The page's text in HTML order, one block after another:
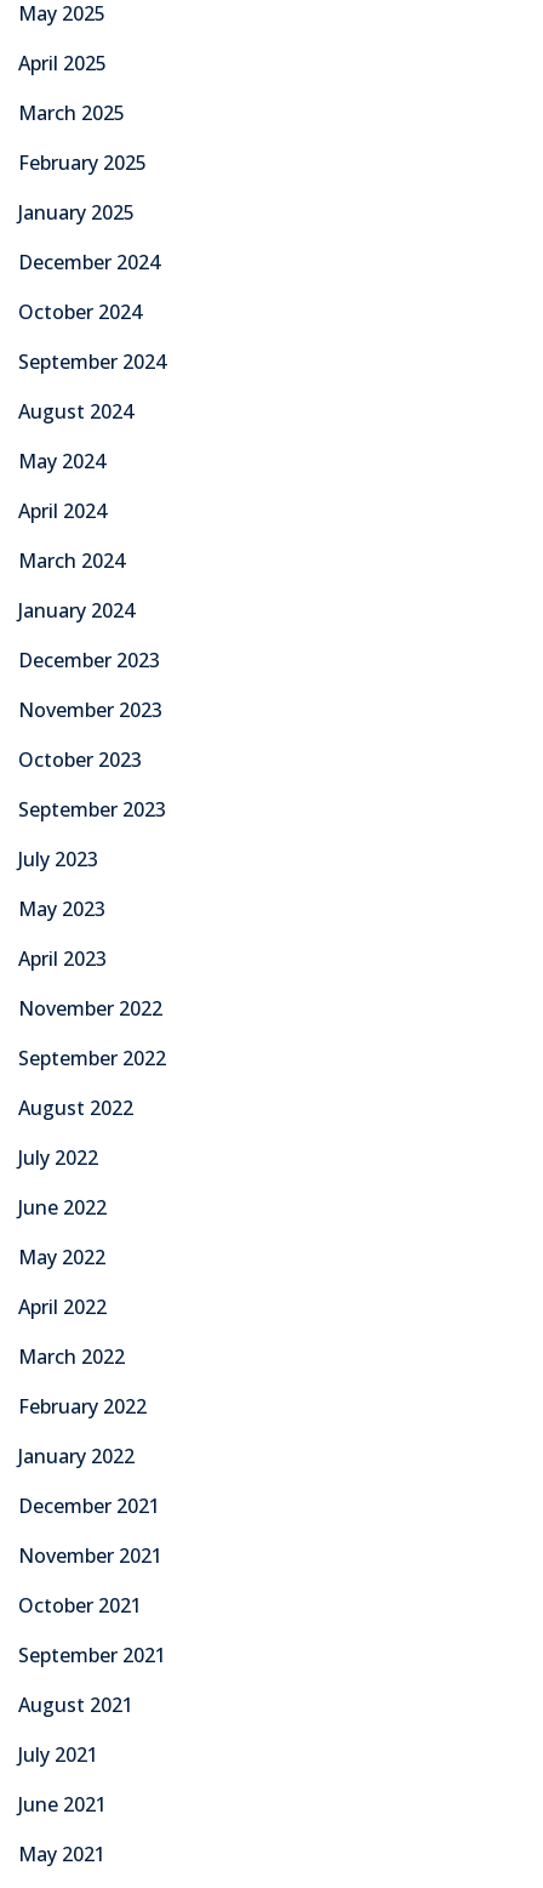
May 2025
April 2025
March 2025
February 2025
January 2025
December 2024
October 2024
September 2024
August 2024
May 2024
April 2024
March 2024
January 2024
December 2023
November 2023
October 2023
September 2023
July 2023
May 2023
April 2023
November 2022
September 2022
August 2022
July 2022
June 2022
May 2022
April 2022
March 2022
February 2022
January 2022
December 2021
November 2021
October 2021
September 2021
August 2021
July 2021
June 2021
May 2021